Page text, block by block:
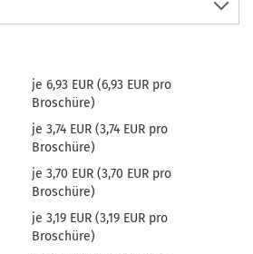
je 6,93 EUR (6,93 EUR pro
Broschüre)
je 3,74 EUR (3,74 EUR pro
Broschüre)
je 3,70 EUR (3,70 EUR pro
Broschüre)
je 3,19 EUR (3,19 EUR pro
Broschüre)